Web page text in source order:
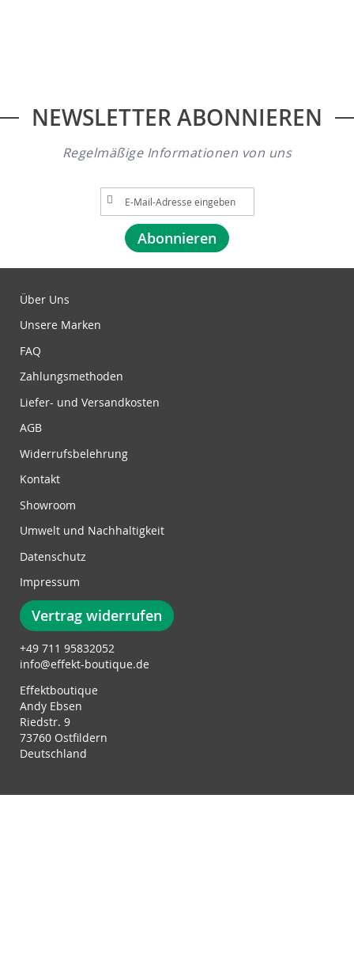
NEWSLETTER ABONNIEREN
Regelmäßige Informationen von uns
g
m
e
l
e
Abonnieren
Über Uns
Unsere Marken
FAQ
Zahlungsmethoden
Liefer- und Versandkosten
AGB
Widerrufsbelehrung
Kontakt
Showroom
Umwelt und Nachhaltigkeit
Datenschutz
Impressum
Vertrag widerrufen
+49 711 95832052
info@effekt-boutique.de
Effektboutique
Andy Ebsen
Riedstr. 9
73760 Ostfildern
Deutschland